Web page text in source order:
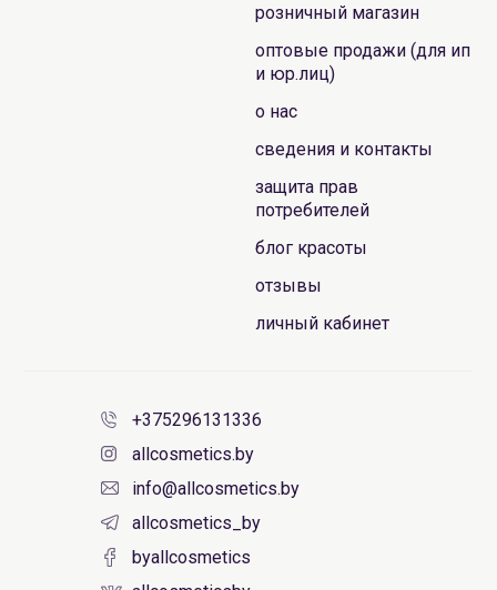
розничный магазин
оптовые продажи (для ип
и юр.лиц)
о нас
сведения и контакты
защита прав
потребителей
блог красоты
отзывы
личный кабинет
+375296131336
allcosmetics.by
info@allcosmetics.by
allcosmetics_by
byallcosmetics